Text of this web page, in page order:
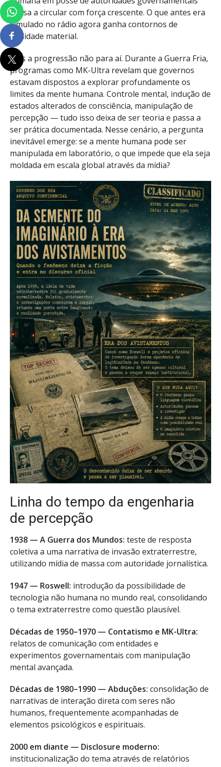
passa a circular com força crescente. O que antes era
simulado no rádio agora ganha contornos de
realidade material.
Mas a progressão não para aí. Durante a Guerra Fria,
programas como MK-Ultra revelam que governos
estavam dispostos a explorar profundamente os
limites da mente humana. Controle mental, indução de
estados alterados de consciência, manipulação de
percepção — tudo isso deixa de ser teoria e passa a
ser prática documentada. Nesse cenário, a pergunta
inevitável emerge: se a mente humana pode ser
manipulada em laboratório, o que impede que ela seja
moldada em escala global através da mídia?
Linha do tempo da engenharia
de percepção
1938 — A Guerra dos Mundos: teste de resposta
coletiva a uma narrativa de invasão extraterrestre,
utilizando mídia de massa com autoridade jornalística.
1947 — Roswell: introdução da possibilidade de
tecnologia não humana no mundo real, consolidando
o tema extraterrestre como questão plausível.
Décadas de 1950–1970 — Contatismo e MK-Ultra:
relatos de comunicação com entidades e
experimentos governamentais com manipulação
mental avançada.
Décadas de 1980–1990 — Abduções: consolidação de
narrativas de interação direta com seres não
humanos, frequentemente acompanhadas de
elementos psicológicos e espirituais.
2000 em diante — Disclosure moderno:
institucionalização do tema através de relatórios